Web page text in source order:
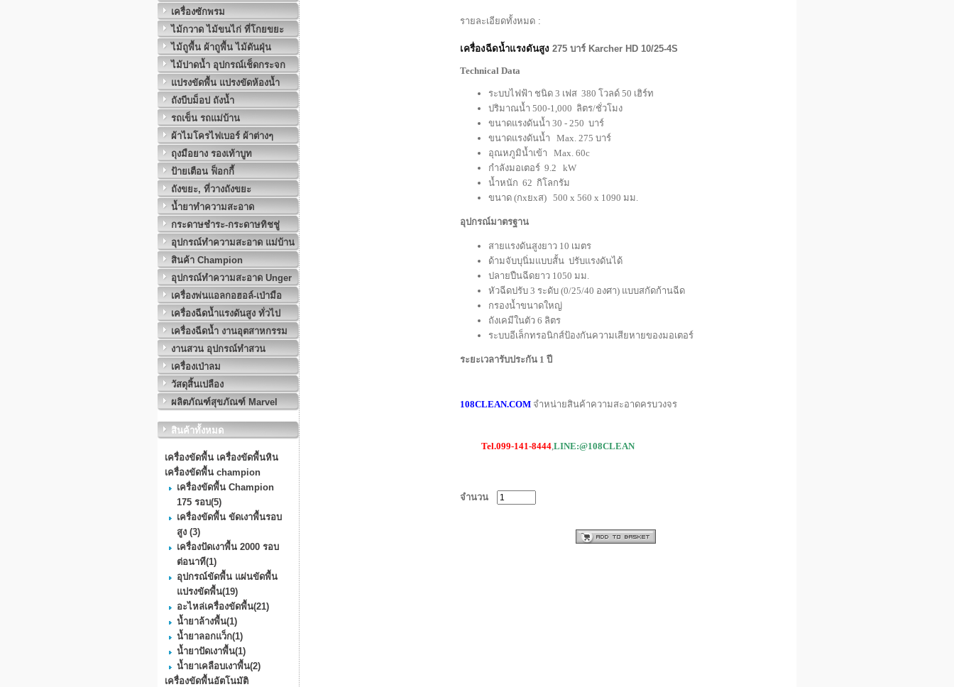
เครื่องซักพรม
ไม้กวาด ไม้ขนไก่ ที่โกยขยะ
ไม้ถูพื้น ผ้าถูพื้น ไม้ดันฝุ่น
ไม้ปาดน้ำ อุปกรณ์เช็ดกระจก
แปรงขัดพื้น แปรงขัดห้องน้ำ
ถังบีบม็อป ถังน้ำ
รถเข็น รถแม่บ้าน
ผ้าไมโครไฟเบอร์ ผ้าต่างๆ
ถุงมือยาง รองเท้าบูท
ป้ายเตือน ฟ็อกกี้
ถังขยะ, ที่วางถังขยะ
น้ำยาทำความสะอาด
กระดาษชำระ-กระดาษทิชชู่
อุปกรณ์ทำความสะอาด แม่บ้าน
สินค้า Champion
อุปกรณ์ทำความสะอาด Unger
เครื่องพ่นแอลกอฮอล์-เป่ามือ
เครื่องฉีดน้ำแรงดันสูง ทั่วไป
เครื่องฉีดน้ำ งานอุตสาหกรรม
งานสวน อุปกรณ์ทำสวน
เครื่องเป่าลม
วัสดุสิ้นเปลือง
ผลิตภัณฑ์สุขภัณฑ์ Marvel
สินค้าทั้งหมด
เครื่องขัดพื้น เครื่องขัดพื้นหิน
เครื่องขัดพื้น champion
เครื่องขัดพื้น Champion
175 รอบ(5)
เครื่องขัดพื้น ขัดเงาพื้นรอบ
สูง (3)
เครื่องปัดเงาพื้น 2000 รอบ
ต่อนาที(1)
อุปกรณ์ขัดพื้น แผ่นขัดพื้น
แปรงขัดพื้น(19)
อะไหล่เครื่องขัดพื้น(21)
น้ำยาล้างพื้น(1)
น้ำยาลอกแว็ก(1)
น้ำยาปัดเงาพื้น(1)
น้ำยาเคลือบเงาพื้น(2)
เครื่องขัดพื้นอัตโนมัติ
รายละเอียดทั้งหมด :
เครื่องฉีดน้ำแรงดันสูง 275 บาร์ Karcher HD 10/25-4S
Technical Data
ระบบไฟฟ้า ชนิด 3 เฟส 380 โวลด์ 50 เฮิร์ท
ปริมาณน้ำ 500-1,000 ลิตร/ชั่วโมง
ขนาดแรงดันน้ำ 30 - 250 บาร์
ขนาดแรงดันน้ำ Max. 275 บาร์
อุณหภูมิน้ำเข้า Max. 60c
กำลังมอเตอร์ 9.2 kW
น้ำหนัก 62 กิโลกรัม
ขนาด (กxยxส) 500 x 560 x 1090 มม.
อุปกรณ์มาตรฐาน
สายแรงดันสูงยาว 10 เมตร
ด้ามจับบุนิ่มแบบสั้น ปรับแรงดันได้
ปลายปืนฉีดยาว 1050 มม.
หัวฉีดปรับ 3 ระดับ (0/25/40 องศา) แบบสกัดก้านฉีด
กรองน้ำขนาดใหญ่
ถังเคมีในตัว 6 ลิตร
ระบบอีเล็กทรอนิกส์ป้องกันความเสียหายของมอเตอร์
ระยะเวลารับประกัน 1 ปี
108CLEAN.COM จำหน่ายสินค้าความสะอาดครบวงจร
Tel.099-141-8444 ,LINE:@108CLEAN
จำนวน